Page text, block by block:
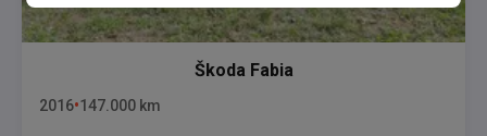
Škoda Fabia
2016 147.000 km